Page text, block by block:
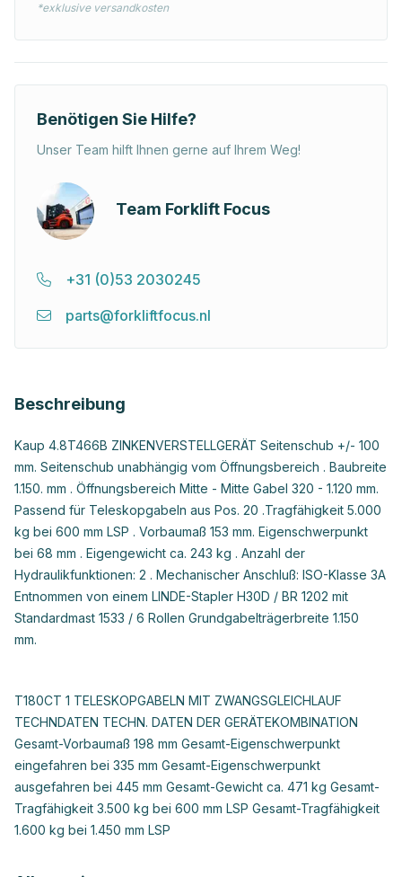
*exklusive versandkosten
Benötigen Sie Hilfe?
Unser Team hilft Ihnen gerne auf Ihrem Weg!
Team Forklift Focus
+31 (0)53 2030245
parts@forkliftfocus.nl
Beschreibung
Kaup 4.8T466B ZINKENVERSTELLGERÄT Seitenschub +/- 100
mm. Seitenschub unabhängig vom Öffnungsbereich . Baubreite
1.150. mm . Öffnungsbereich Mitte - Mitte Gabel 320 - 1.120 mm.
Passend für Teleskopgabeln aus Pos. 20 .Tragfähigkeit 5.000
kg bei 600 mm LSP . Vorbaumaß 153 mm. Eigenschwerpunkt
bei 68 mm . Eigengewicht ca. 243 kg . Anzahl der
Hydraulikfunktionen: 2 . Mechanischer Anschluß: ISO-Klasse 3A
Entnommen von einem LINDE-Stapler H30D / BR 1202 mit
Standardmast 1533 / 6 Rollen Grundgabelträgerbreite 1.150
mm.
T180CT 1 TELESKOPGABELN MIT ZWANGSGLEICHLAUF
TECHNDATEN TECHN. DATEN DER GERÄTEKOMBINATION
Gesamt-Vorbaumaß 198 mm Gesamt-Eigenschwerpunkt
eingefahren bei 335 mm Gesamt-Eigenschwerpunkt
ausgefahren bei 445 mm Gesamt-Gewicht ca. 471 kg Gesamt-
Tragfähigkeit 3.500 kg bei 600 mm LSP Gesamt-Tragfähigkeit
1.600 kg bei 1.450 mm LSP